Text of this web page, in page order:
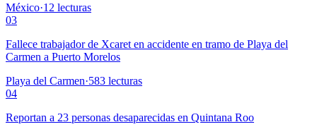
México·12 lecturas
03
Fallece trabajador de Xcaret en accidente en tramo de Playa del
Carmen a Puerto Morelos
Playa del Carmen·583 lecturas
04
Reportan a 23 personas desaparecidas en Quintana Roo